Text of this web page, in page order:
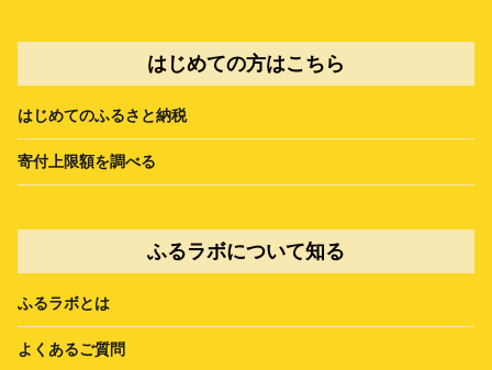
はじめての方はこちら
はじめてのふるさと納税
寄付上限額を調べる
ふるラボについて知る
ふるラボとは
よくあるご質問